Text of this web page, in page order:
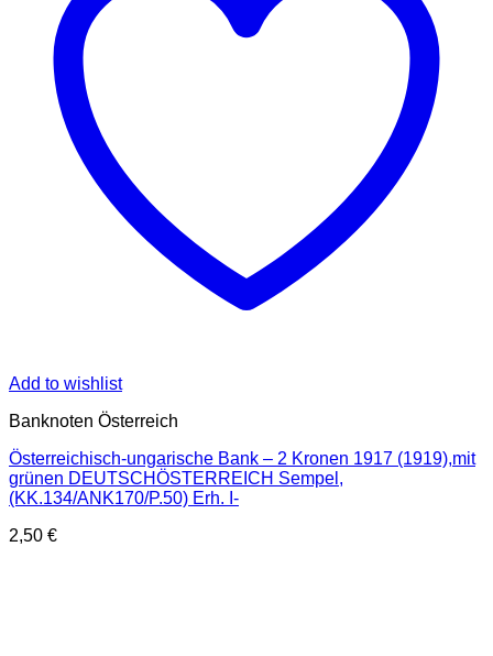
Add to wishlist
Banknoten Österreich
Österreichisch-ungarische Bank – 2 Kronen 1917 (1919),mit
grünen DEUTSCHÖSTERREICH Sempel,
(KK.134/ANK170/P.50) Erh. I-
2,50 €